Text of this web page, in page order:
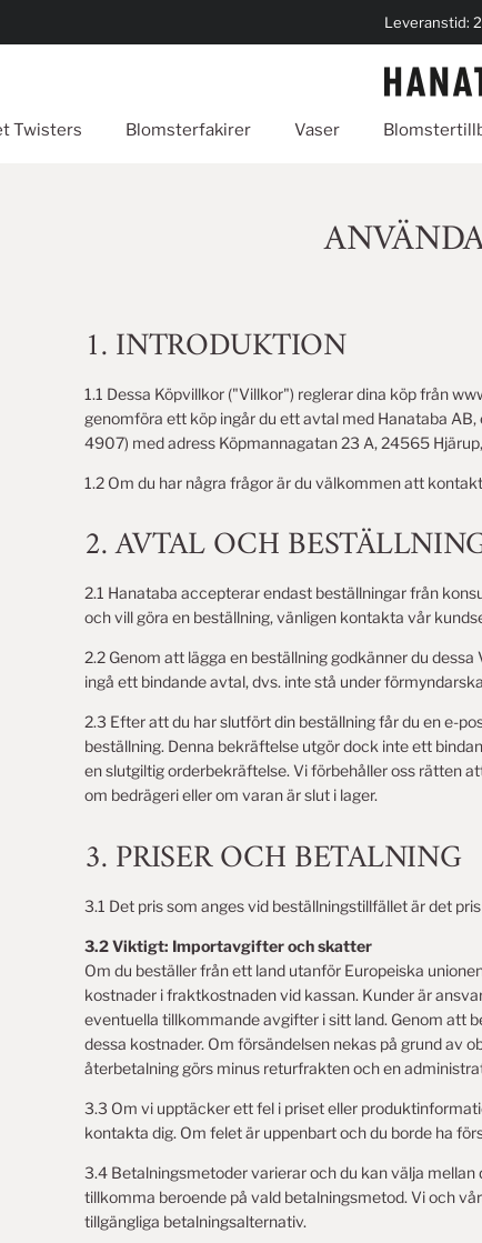
Leveranstid:
Twisters Blomsterfakirer Vaser
1. INTRODUKTION
1.1 Dessa Köpvillkor ("Villkor") reglerar dina köp från
genomföra ett köp ingår du ett avtal med Hanataba
4907) med adress Köpmannagatan 23 A, 24565
1.2 Om du har några frågor är du välkommen att
2. AVTAL OCH
2.1 Hanataba accepterar endast beställningar från
och vill göra en beställning, vänligen kontakta vår
2.2 Genom att lägga en beställning godkänner du
ingå ett bindande avtal, dvs. inte stå under
2.3 Efter att du har slutfört din beställning får du en e-
beställning. Denna bekräftelse utgör dock inte ett
en slutgiltig orderbekräftelse. Vi förbehåller oss rätten
om bedrägeri eller om varan är slut i lager.
3. PRISER OCH BETALNING
3.1 Det pris som anges vid beställningstillfället är det
3.2 Viktigt: Importavgifter och skatter
Om du beställer från ett land utanför Europeiska
kostnader i fraktkostnaden vid kassan. Kunder är
eventuella tillkommande avgifter i sitt land. Genom att
dessa kostnader. Om försändelsen nekas på grund av
återbetalning görs minus returfrakten och en
3.3 Om vi upptäcker ett fel i priset eller
kontakta dig. Om felet är uppenbart och du borde ha
3.4 Betalningsmetoder varierar och du kan välja
tillkomma beroende på vald betalningsmetod. Vi och
tillgängliga betalningsalternativ.